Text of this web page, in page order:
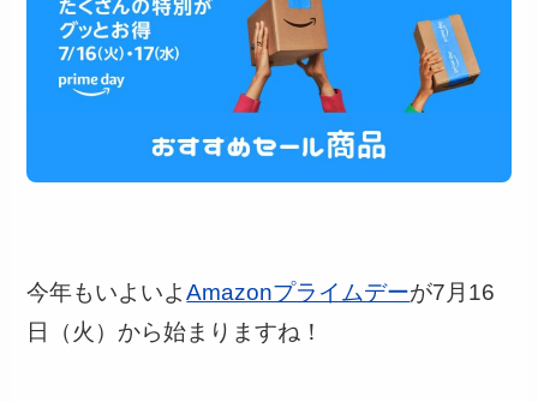
今年もいよいよAmazonプライムデーが7月16
日（火）から始まりますね！